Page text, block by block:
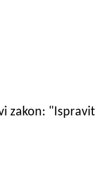
zakon: